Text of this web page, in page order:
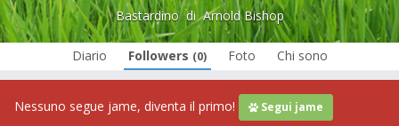
BastardinodiArnold Bishop
Diario Followers (0) Foto Chi sono
Nessuno segue jame, diventa il primo! Segui jame